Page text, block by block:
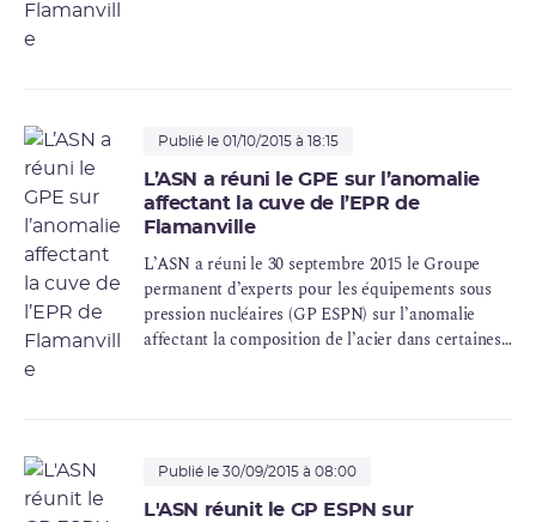
Publié le 01/10/2015 à 18:15
L’ASN a réuni le GPE sur l’anomalie
affectant la cuve de l’EPR de
Flamanville
L’ASN a réuni le 30 septembre 2015 le Groupe
permanent d’experts pour les équipements sous
pression nucléaires (GPESPN) sur l’anomalie
affectant la composition de l’acier dans certaines
construction d’un EPR ont assisté à cette séance
Publié le 30/09/2015 à 08:00
L'ASN réunit le GP ESPN sur